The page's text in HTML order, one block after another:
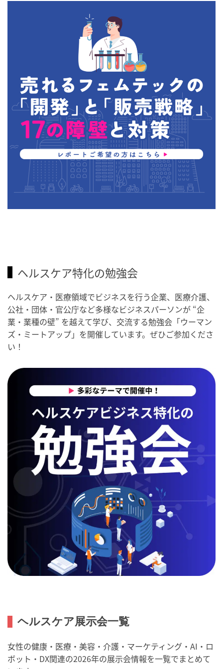
ヘルスケア特化の勉強会
ヘルスケア・医療領域でビジネスを行う企業、医療介護、
公社・団体・官公庁など多様なビジネスパーソンが “企
業・業種の壁” を越えて学び、交流する勉強会「ウーマン
ズ・ミートアップ」を開催しています。ぜひご参加くださ
い！
ヘルスケア展示会一覧
女性の健康・医療・美容・介護・マーケティング・AI・ロ
ボット・DX関連の2026年の展示会情報を一覧でまとめて